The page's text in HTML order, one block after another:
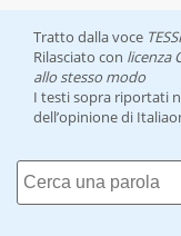
Tratto dalla voce
Rilasciato con licenza
allo stesso modo
I testi sopra riportati
dell’opinione di